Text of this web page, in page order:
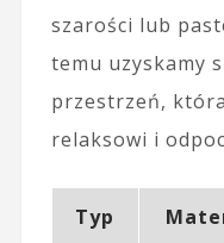
szarości lub
temu uzyskamy
przestrzeń,
relaksowi i
Typ